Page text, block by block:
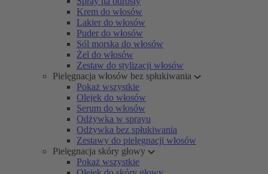
Krem do włosów
Lakier do włosów
Puder do włosów
Sól morska do włosów
Żel do włosów
Zestaw do stylizacji włosów
Pielęgnacja włosów bez spłukiwania
Pokaż wszystkie
Olejek do włosów
Serum do włosów
Odżywka w sprayu
Odżywka bez spłukiwania
Zestawy do pielęgnacji włosów
Pielęgnacja skóry głowy
Pokaż wszystkie